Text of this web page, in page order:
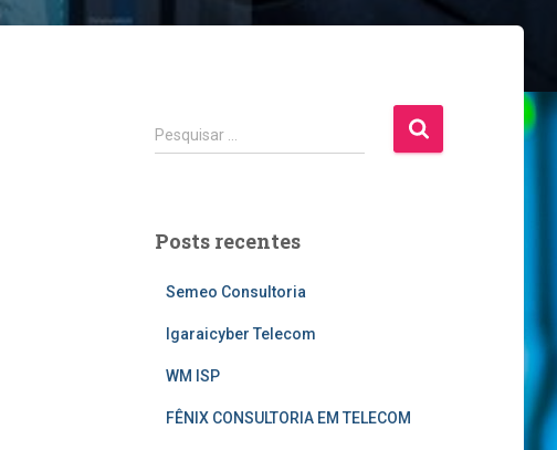
P
e
i
Pesquisar …
Posts recentes
Semeo Consultoria
Igaraicyber Telecom
WM ISP
FÊNIX CONSULTORIA EM TELECOM